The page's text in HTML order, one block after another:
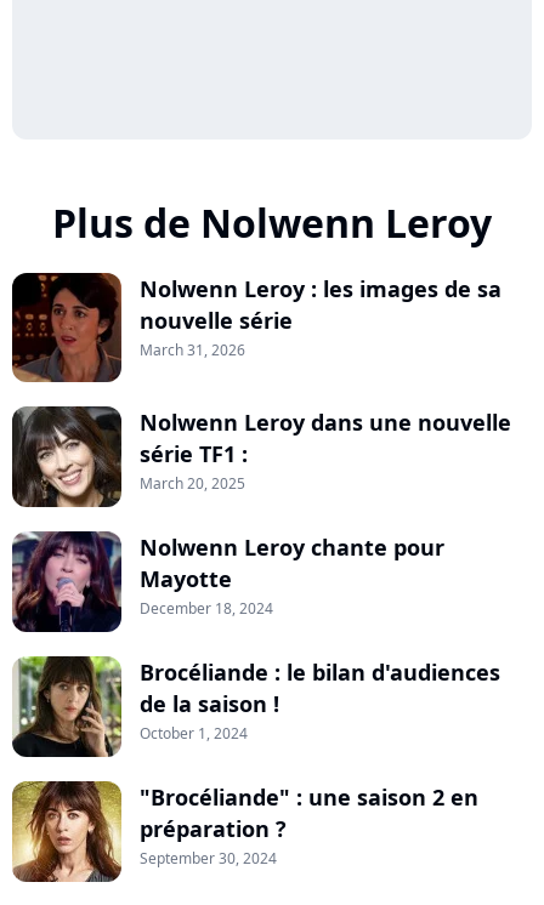
Plus de Nolwenn Leroy
Nolwenn Leroy : les images de sa
nouvelle série
March 31, 2026
Nolwenn Leroy dans une nouvelle
série TF1 :
March 20, 2025
Nolwenn Leroy chante pour
Mayotte
December 18, 2024
Brocéliande : le bilan d'audiences
de la saison !
October 1, 2024
"Brocéliande" : une saison 2 en
préparation ?
September 30, 2024